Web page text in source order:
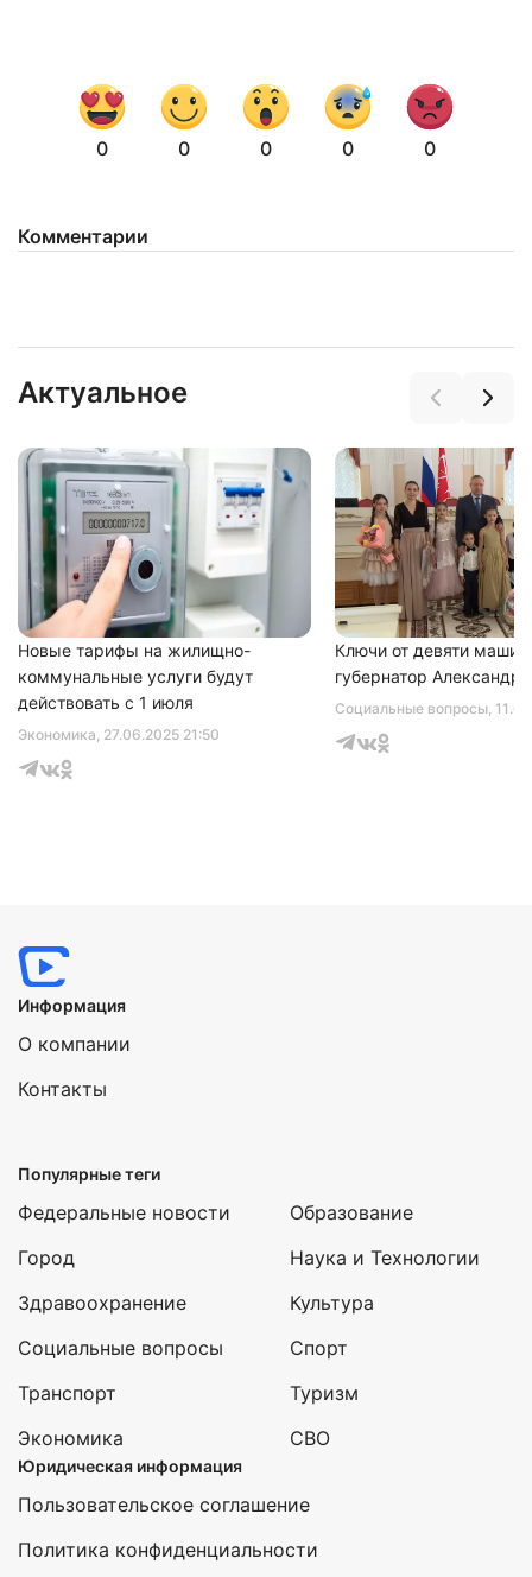
0 0 0 0 0
Комментарии
Актуальное
Экономика, 27.06.2025 21:50
Новые тарифы на жилищно-
коммунальные услуги будут
действовать с 1 июля
Социальные вопросы,
Ключи от девяти машин
губернатор Александр
Нажимая на кнопку "Отправить" вы
соглашаетесь сполитикой конфиденциальности
Информация
О компании
Контакты
Популярные теги
Федеральные новости
Город
Здравоохранение
Социальные вопросы
Транспорт
Экономика
Образование
Наука и Технологии
Культура
Спорт
Туризм
СВО
Юридическая информация
Пользовательское соглашение
Политика конфиденциальности